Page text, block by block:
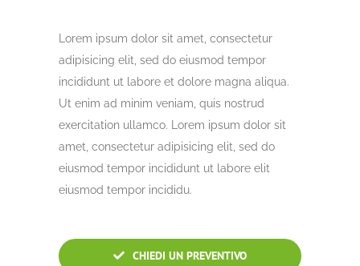
Lorem ipsum dolor sit amet, consectetur
adipisicing elit, sed do eiusmod tempor
incididunt ut labore et dolore magna aliqua.
Ut enim ad minim veniam, quis nostrud
exercitation ullamco. Lorem ipsum dolor sit
amet, consectetur adipisicing elit, sed do
eiusmod tempor incididunt ut labore elit
eiusmod tempor incididu.
CHIEDI UN PREVENTIVO